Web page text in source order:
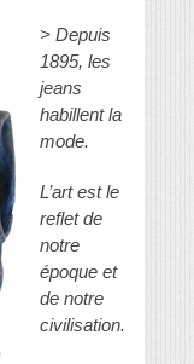
> Depuis
1895, les
jeans
habillent la
mode.
L’art est le
reflet de
notre
époque et
de notre
civilisation.